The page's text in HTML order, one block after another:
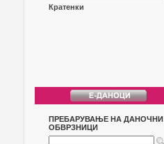
Кратенки
ПРЕБАРУВАЊЕ НА ДАНОЧНИ
ОБВРЗНИЦИ